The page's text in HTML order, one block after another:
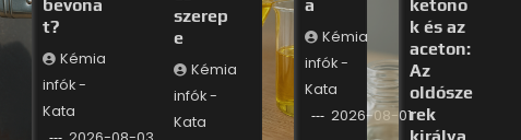
bevona
t?
Kémia
infók -
Kata
szerep
e
Kémia
infók -
Kata
a
Kémia
infók -
Kata
2026-08-01
ketono
k és az
aceton:
Az
oldósze
rek
királya